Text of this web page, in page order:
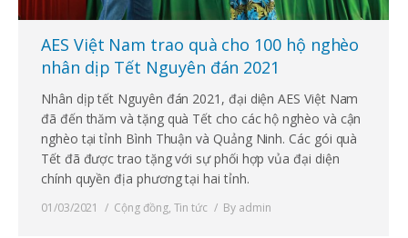
AES Việt Nam trao quà cho 100 hộ nghèo
nhân dịp Tết Nguyên đán 2021
Nhân dịp tết Nguyên đán 2021, đại diện AES Việt Nam
đã đến thăm và tặng quà Tết cho các hộ nghèo và cận
nghèo tại tỉnh Bình Thuận và Quảng Ninh. Các gói quà
Tết đã được trao tặng với sự phối hợp vủa đại diện
chính quyền địa phương tại hai tỉnh.
01/03/2021 Cộng đồng, Tin tức By admin